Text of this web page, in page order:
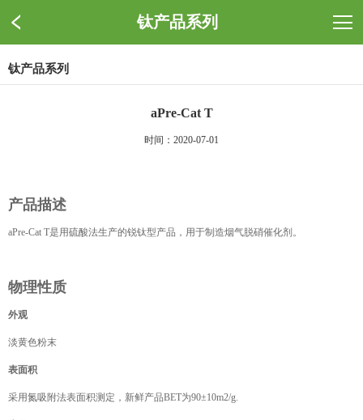
钛产品系列
钛产品系列
aPre-Cat T
时间：2020-07-01
产品描述
aPre-Cat T是用硫酸法生产的锐钛型产品，用于制造烟气脱硝催化剂。
物理性质
外观
淡黄色粉末
表面积
采用氮吸附法表面积测定，新鲜产品BET为90±10m2/g.